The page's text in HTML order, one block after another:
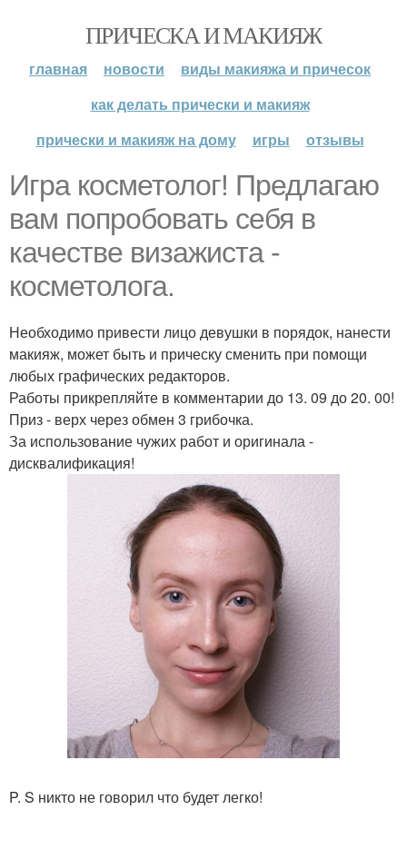
ПРИЧЕСКА И МАКИЯЖ
главная новости
виды макияжа и причесок
как делать прически и макияж
прически и макияж на дому
игры отзывы
Игра косметолог! Предлагаю
вам попробовать себя в
качестве визажиста -
косметолога.
Необходимо привести лицо девушки в порядок, нанести
макияж, может быть и прическу сменить при помощи
любых графических редакторов.
Работы прикрепляйте в комментарии до 13. 09 до 20. 00!
Приз - верх через обмен 3 грибочка.
За использование чужих работ и оригинала -
дисквалификация!
P. S никто не говорил что будет легко!